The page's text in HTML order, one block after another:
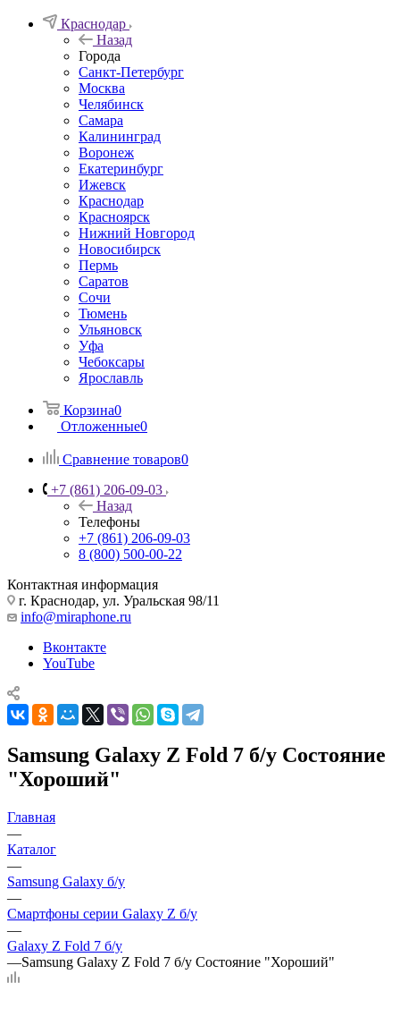
Краснодар
Назад
Города
Санкт-Петербург
Москва
Челябинск
Самара
Калининград
Воронеж
Екатеринбург
Ижевск
Краснодар
Красноярск
Нижний Новгород
Новосибирск
Пермь
Саратов
Сочи
Тюмень
Ульяновск
Уфа
Чебоксары
Ярославль
Корзина0
Отложенные0
Сравнение товаров0
+7 (861) 206-09-03
Назад
Телефоны
+7 (861) 206-09-03
8 (800) 500-00-22
Контактная информация
г. Краснодар, ул. Уральская 98/11
info@miraphone.ru
Вконтакте
YouTube
Samsung Galaxy Z Fold 7 б/у Состояние
"Хороший"
Главная
—
Каталог
—
Samsung Galaxy б/у
—
Смартфоны серии Galaxy Z б/у
—
Galaxy Z Fold 7 б/у
—Samsung Galaxy Z Fold 7 б/у Состояние "Хороший"